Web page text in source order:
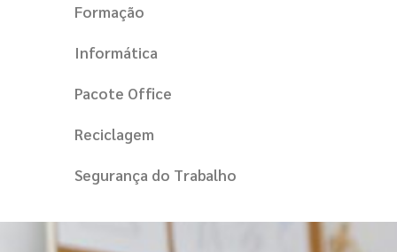
Formação
Informática
Pacote Office
Reciclagem
Segurança do Trabalho